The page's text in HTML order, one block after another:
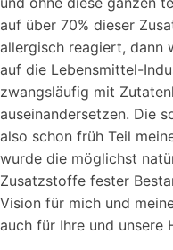
auf über 70% dieser
allergisch reagiert, dann
auf die Lebensmittel-
zwangsläufig mit
auseinandersetzen. Die
also schon früh Teil
wurde die möglichst
Zusatzstoffe fester
Vision für mich und
auch für Ihre und unsere